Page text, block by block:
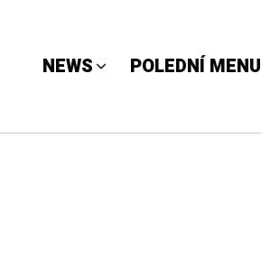
NEWS POLEDNÍ MENU